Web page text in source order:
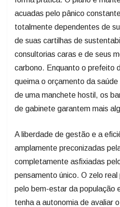
acuadas pelo pânico
totalmente dependentes de
de suas cartilhas de
consultorias caras e de seus
carbono. Enquanto o prefeito
queima o orçamento da
de uma manchete hostil, os
de gabinete garantem mais
A liberdade de gestão e a
amplamente preconizadas
completamente asfixiadas
pensamento único. O zelo
pelo bem-estar da população
tenha a autonomia de avaliar